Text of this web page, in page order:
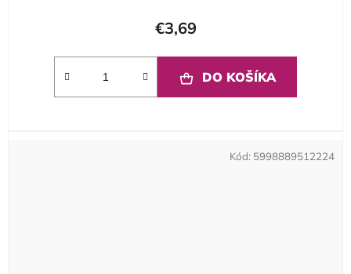
€3,69
DO KOŠÍKA
Kód: 5998889512224